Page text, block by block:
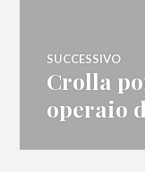
SUCCESSIVO
Articolo
successivo:
Crolla
operaio